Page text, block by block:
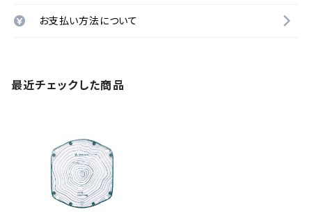
お支払い方法について
最近チェックした商品